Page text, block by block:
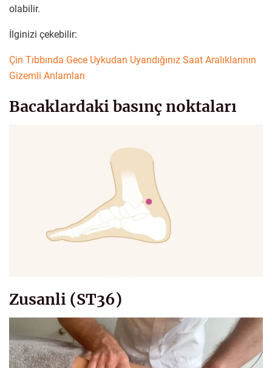
olabilir.
İlginizi çekebilir:
Çin Tıbbında Gece Uykudan Uyandığınız Saat Aralıklarının
Gizemli Anlamları
Bacaklardaki basınç noktaları
Zusanli (ST36)